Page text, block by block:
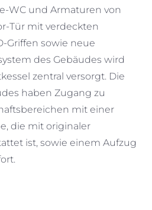
WC und Armaturen von
Tür mit verdeckten
Griffen sowie neue
des Gebäudes wird
zentral versorgt. Die
haben Zugang zu
mit einer
die mit originaler
ist, sowie einem Aufzug